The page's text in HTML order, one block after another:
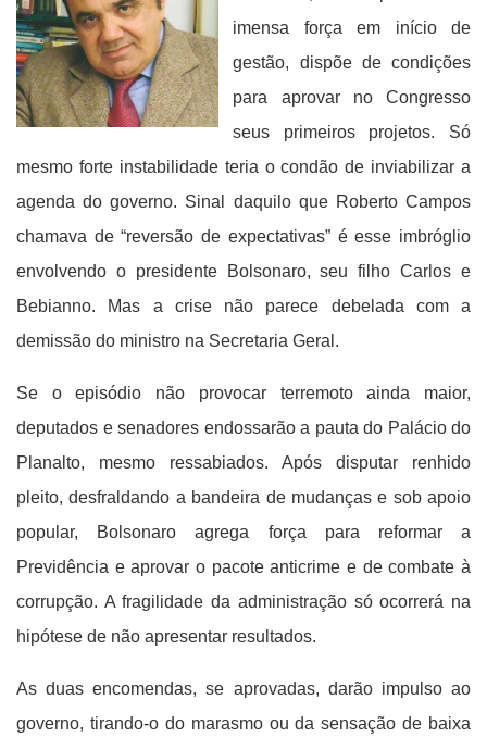
imensa força em início de
gestão, dispõe de condições
para aprovar no Congresso
seus primeiros projetos. Só
mesmo forte instabilidade teria o condão de inviabilizar a
agenda do governo. Sinal daquilo que Roberto Campos
chamava de “reversão de expectativas” é esse imbróglio
envolvendo o presidente Bolsonaro, seu filho Carlos e
Bebianno. Mas a crise não parece debelada com a
demissão do ministro na Secretaria Geral.
Se o episódio não provocar terremoto ainda maior,
deputados e senadores endossarão a pauta do Palácio do
Planalto, mesmo ressabiados. Após disputar renhido
pleito, desfraldando a bandeira de mudanças e sob apoio
popular, Bolsonaro agrega força para reformar a
Previdência e aprovar o pacote anticrime e de combate à
corrupção. A fragilidade da administração só ocorrerá na
hipótese de não apresentar resultados.
As duas encomendas, se aprovadas, darão impulso ao
governo, tirando-o do marasmo ou da sensação de baixa